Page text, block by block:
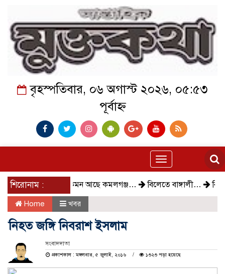
বৃহস্পতিবার, ০৬ অগাস্ট ২০২৬, ০৫:৫৩
পূর্বাহ্ন
Toggle
navigation
শিরোনাম : কেমন আছে কমলগঞ্জ… বিলেতে বাঙ্গালী… বিক্ষোভ,
Home খবর
নিহত জঙ্গি নিবরাশ ইসলাম
সংবাদদাতা
প্রকাশকাল : মঙ্গলবার, ৫ জুলাই, ২০১৬
১৩২৩ পড়া হয়েছে